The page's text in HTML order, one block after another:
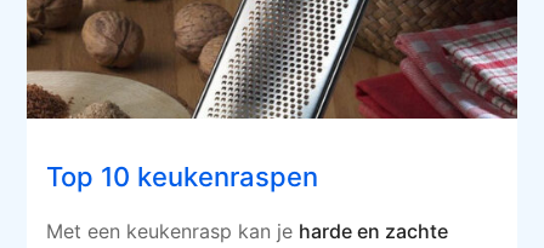
Top 10 keukenraspen
Met een keukenrasp kan je harde en zachte